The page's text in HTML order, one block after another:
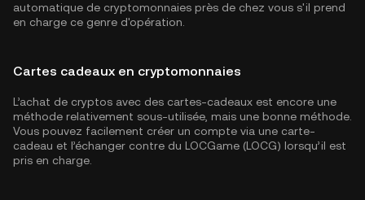
automatique de cryptomonnaies près de chez vous s'il prend
en charge ce genre d'opération.
Cartes cadeaux en cryptomonnaies
L’achat de cryptos avec des cartes-cadeaux est encore une
méthode relativement sous-utilisée, mais une bonne méthode.
Vous pouvez facilement créer un compte via une carte-
cadeau et l’échanger contre du LOCGame (LOCG) lorsqu’il est
pris en charge.